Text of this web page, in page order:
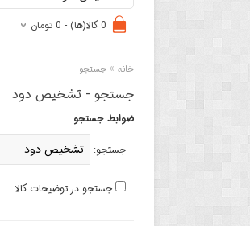
0 کالا(ها) - 0 تومان
خانه »جستجو
جستجو - تشخیص دود
ضوابط جستجو
جستجو:
جستجو در توضیحات کالا